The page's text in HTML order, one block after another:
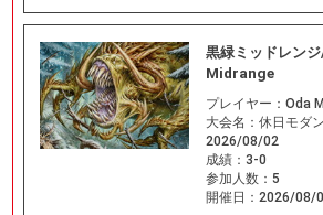
黒緑ミッドレン
Midrange
プレイヤー： Oda
大会名： 休日モダ
2026/08/02
成績： 3-0
参加人数： 5
開催日： 2026/08/